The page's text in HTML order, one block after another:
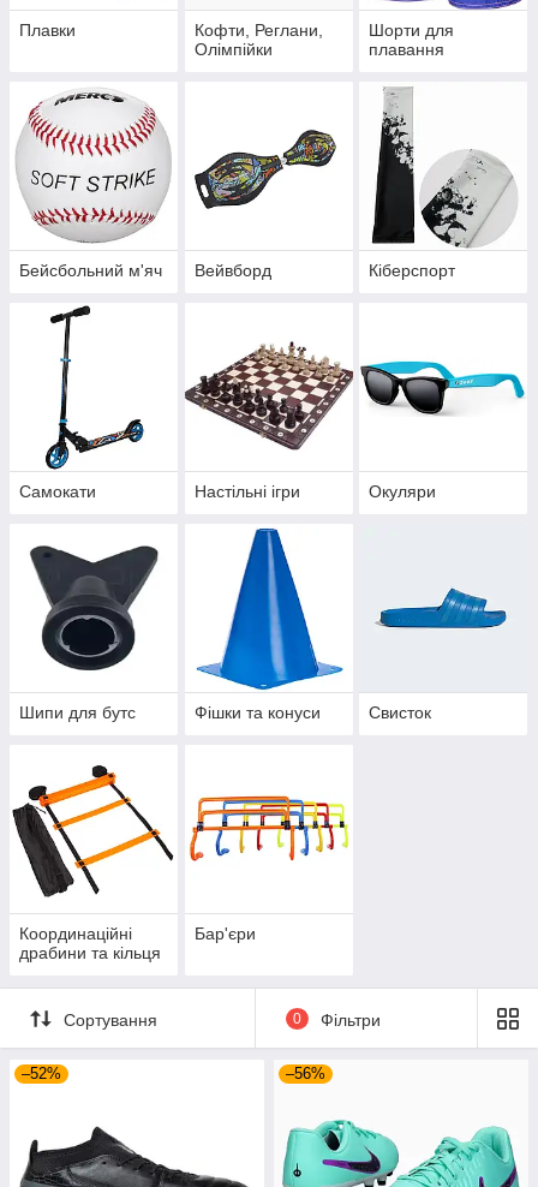
Плавки
Кофти, Реглани,
Олімпійки
Шорти для
плавання
Бейсбольний м'яч Вейвборд Кіберспорт
Самокати Настільні ігри Окуляри
Шипи для бутс Фішки та конуси Свисток
Координаційні
драбини та кільця
Бар'єри
Сортування 0 Фільтри
–52% –56%